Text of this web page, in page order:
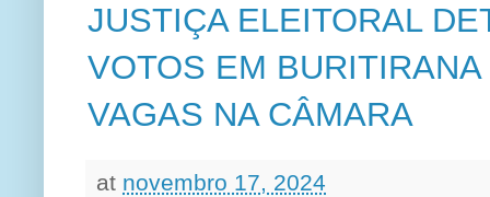
JUSTIÇA ELEITORAL
VOTOS EM
VAGAS NA CÂMARA
at novembro 17, 2024